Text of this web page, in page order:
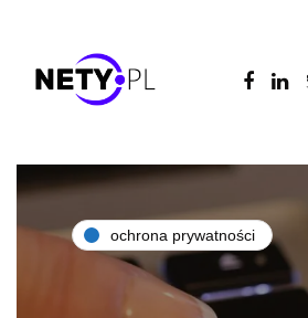
ochrona prywatności